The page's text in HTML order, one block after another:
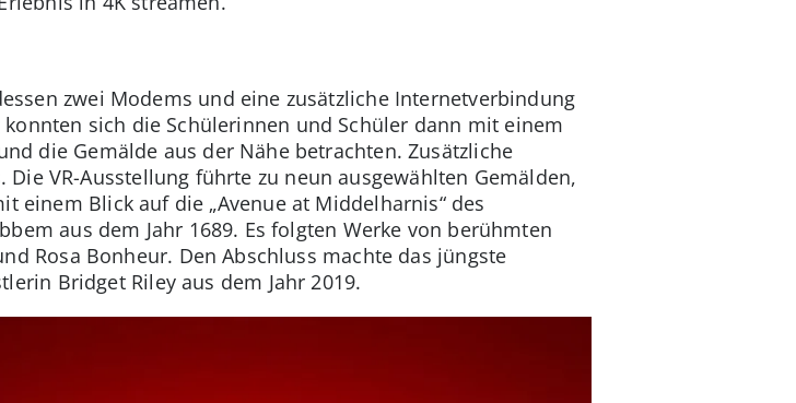
zwei Modems und eine zusätzliche Internetverbindung
sich die Schülerinnen und Schüler dann mit einem
die Gemälde aus der Nähe betrachten. Zusätzliche
VR-Ausstellung führte zu neun ausgewählten Gemälden,
einem Blick auf die „Avenue at Middelharnis“ des
aus dem Jahr 1689. Es folgten Werke von berühmten
Rosa Bonheur. Den Abschluss machte das jüngste
Bridget Riley aus dem Jahr 2019.